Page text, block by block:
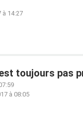
à 14:27
toujours pas
à 08:05